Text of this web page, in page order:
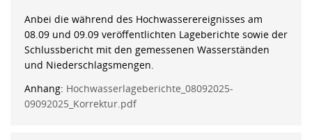
Anbei die während des Hochwasserereignisses am
08.09 und 09.09 veröffentlichten Lageberichte sowie der
Schlussbericht mit den gemessenen Wasserständen
und Niederschlagsmengen.
Anhang: Hochwasserlageberichte_08092025-
09092025_Korrektur.pdf